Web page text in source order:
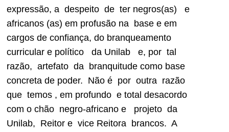
expressão, a despeito de ter negros(as) e
africanos (as) em profusão na base e em
cargos de confiança, do branqueamento
curricular e político da Unilab e, por tal
razão, artefato da branquitude como base
concreta de poder. Não é por outra razão
que temos , em profundo e total desacordo
com o chão negro-africano e projeto da
Unilab, Reitor e vice Reitora brancos. A